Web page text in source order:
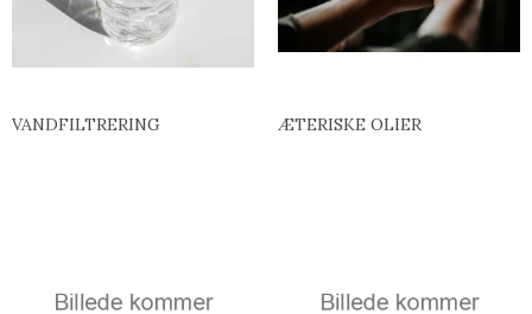
VANDFILTRERING ÆTERISKE OLIER